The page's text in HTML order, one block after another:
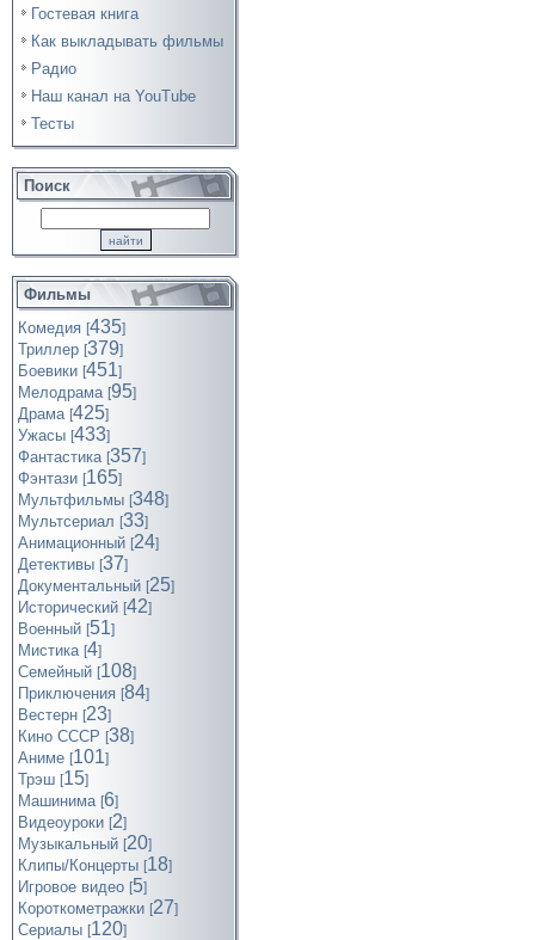
Гостевая книга
Как выкладывать фильмы
Радио
Наш канал на YouTube
Тесты
Поиск
Фильмы
Комедия [435]
Триллер [379]
Боевики [451]
Мелодрама [95]
Драма [425]
Ужасы [433]
Фантастика [357]
Фэнтази [165]
Мультфильмы [348]
Мультсериал [33]
Анимационный [24]
Детективы [37]
Документальный [25]
Исторический [42]
Военный [51]
Мистика [4]
Семейный [108]
Приключения [84]
Вестерн [23]
Кино СССР [38]
Аниме [101]
Трэш [15]
Машинима [6]
Видеоуроки [2]
Музыкальный [20]
Клипы/Концерты [18]
Игровое видео [5]
Короткометражки [27]
Cериалы [120]